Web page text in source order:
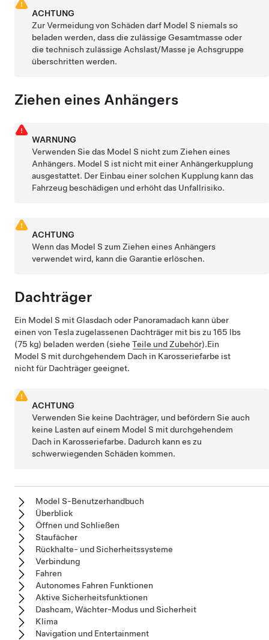
ACHTUNG
Zur Vermeidung von Schäden darf Model S niemals so
beladen werden, dass die zulässige Gesamtmasse oder
die technisch zulässige Achslast/Masse je Achsgruppe
überschritten werden.
Ziehen eines Anhängers
WARNUNG
Verwenden Sie das Model S nicht zum Ziehen eines
Anhängers. Model S ist nicht mit einer Anhängerkupplung
ausgestattet. Der Einbau einer solchen Kupplung kann das
Fahrzeug beschädigen und erhöht das Unfallrisiko.
ACHTUNG
Wenn das Model S zum Ziehen eines Anhängers
verwendet wird, kann die Garantie erlöschen.
Dachträger
Ein Model S mit Glasdach oder Panoramadach kann über
einen von Tesla zugelassenen Dachträger mit bis zu 165 lbs
(75 kg) beladen werden (siehe Teile und Zubehör).Ein
Model S mit durchgehendem Dach in Karosseriefarbe ist
nicht für Dachträger geeignet.
ACHTUNG
Verwenden Sie keine Dachträger, und befördern Sie auch
keine Lasten auf einem Model S mit durchgehendem
Dach in Karosseriefarbe. Dadurch kann es zu
schwerwiegenden Schäden kommen.
Model S-Benutzerhandbuch
Überblick
Öffnen und Schließen
Staufächer
Rückhalte- und Sicherheitssysteme
Verbindung
Fahren
Autonomes Fahren Funktionen
Aktive Sicherheitsfunktionen
Dashcam, Wächter-Modus und Sicherheit
Klima
Navigation und Entertainment